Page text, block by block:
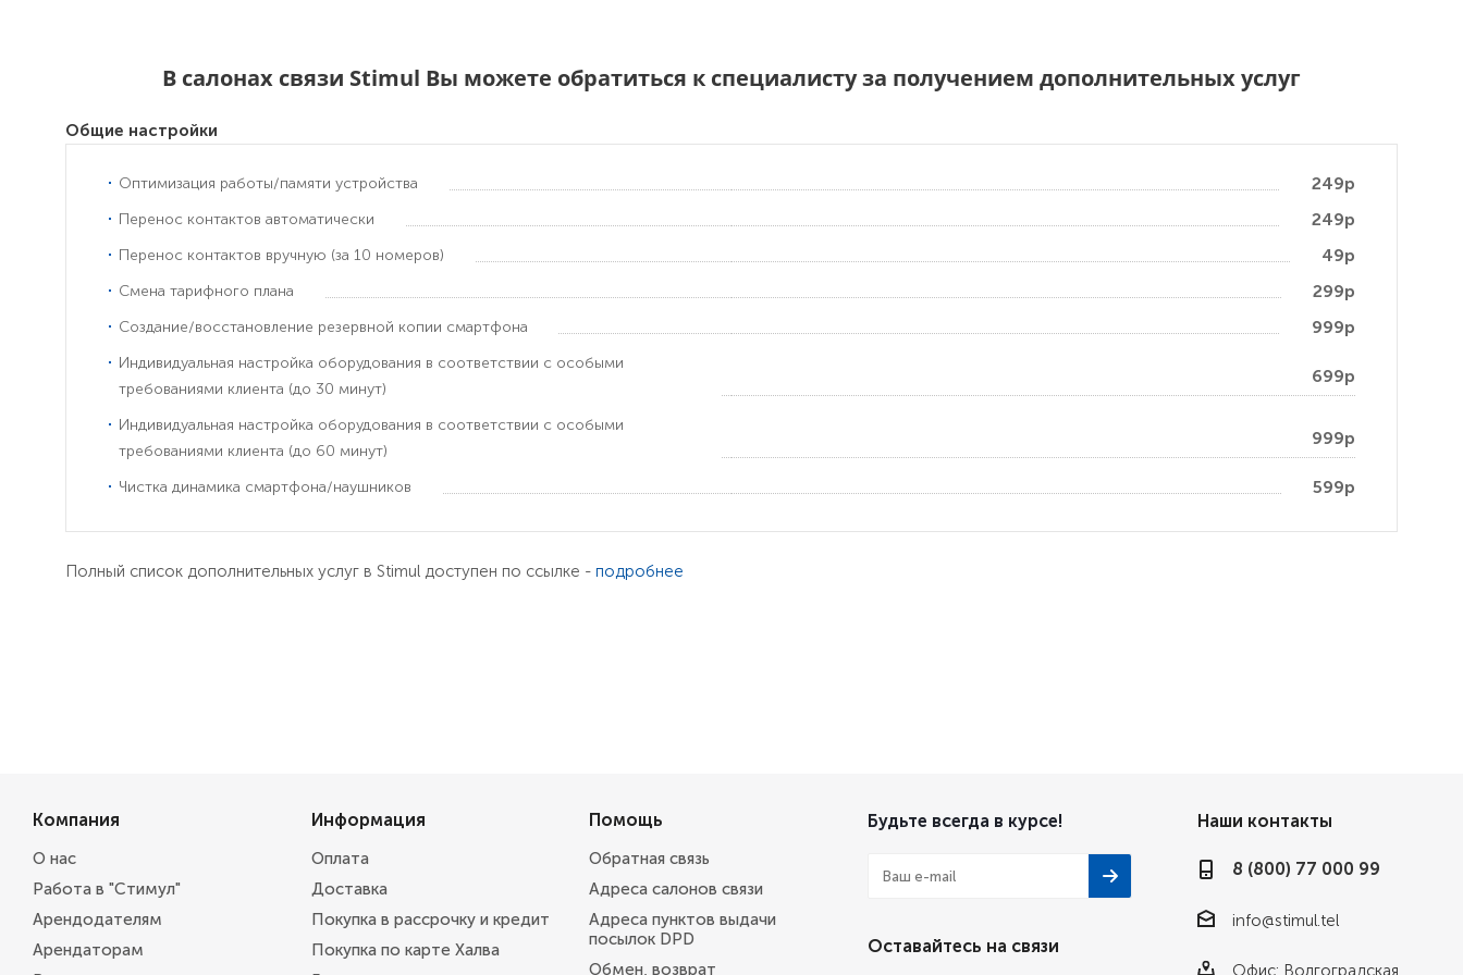
В салонах связи Stimul Вы можете обратиться к специалисту за получением дополнительных услуг
Общие настройки
Оптимизация работы/памяти устройства 249р
Перенос контактов автоматически 249р
Перенос контактов вручную (за 10 номеров) 49р
Смена тарифного плана 299р
Создание/восстановление резервной копии смартфона 999р
Индивидуальная настройка оборудования в соответствии с особыми
требованиями клиента (до 30 минут)
699р
Индивидуальная настройка оборудования в соответствии с особыми
требованиями клиента (до 60 минут)
999р
Чистка динамика смартфона/наушников 599р
Полный список дополнительных услуг в Stimul доступен по ссылке - подробнее
Компания
О нас
Работа в "Стимул"
Арендодателям
Арендаторам
Информация
Оплата
Доставка
Покупка в рассрочку и кредит
Покупка по карте Халва
Помощь
Обратная связь
Адреса салонов связи
Адреса пунктов выдачи
посылок DPD
Обмен, возврат
Будьте всегда в курсе!
Оставайтесь на связи
Наши контакты
8 (800) 77 000 99
info@stimul.tel
Офис: Волгоградская